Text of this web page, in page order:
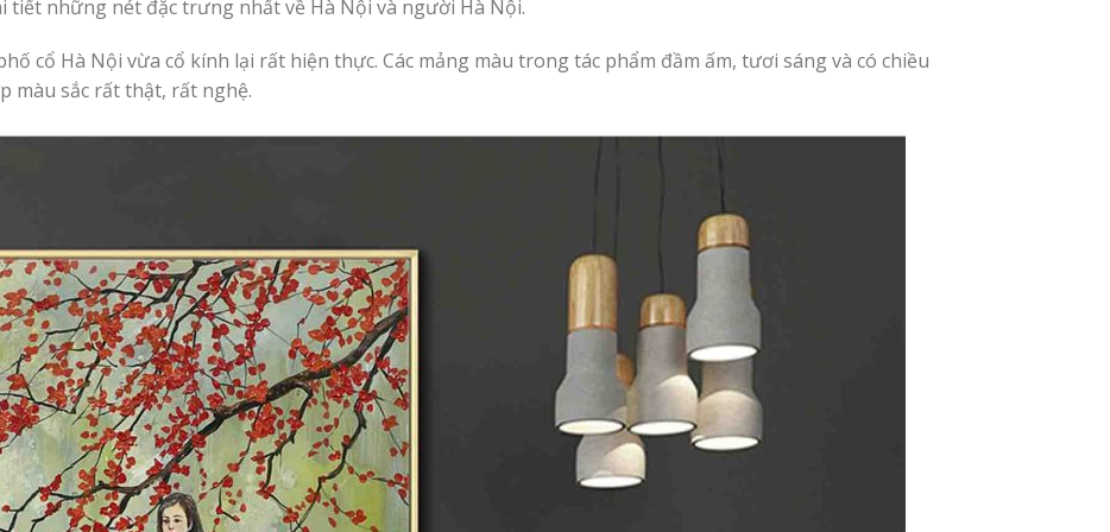
tiết những nét đặc trưng nhất về Hà Nội và người Hà Nội.
cổ Hà Nội vừa cổ kính lại rất hiện thực. Các mảng màu trong tác phẩm đầm ấm, tươi sáng và có chiều
màu sắc rất thật, rất nghệ.